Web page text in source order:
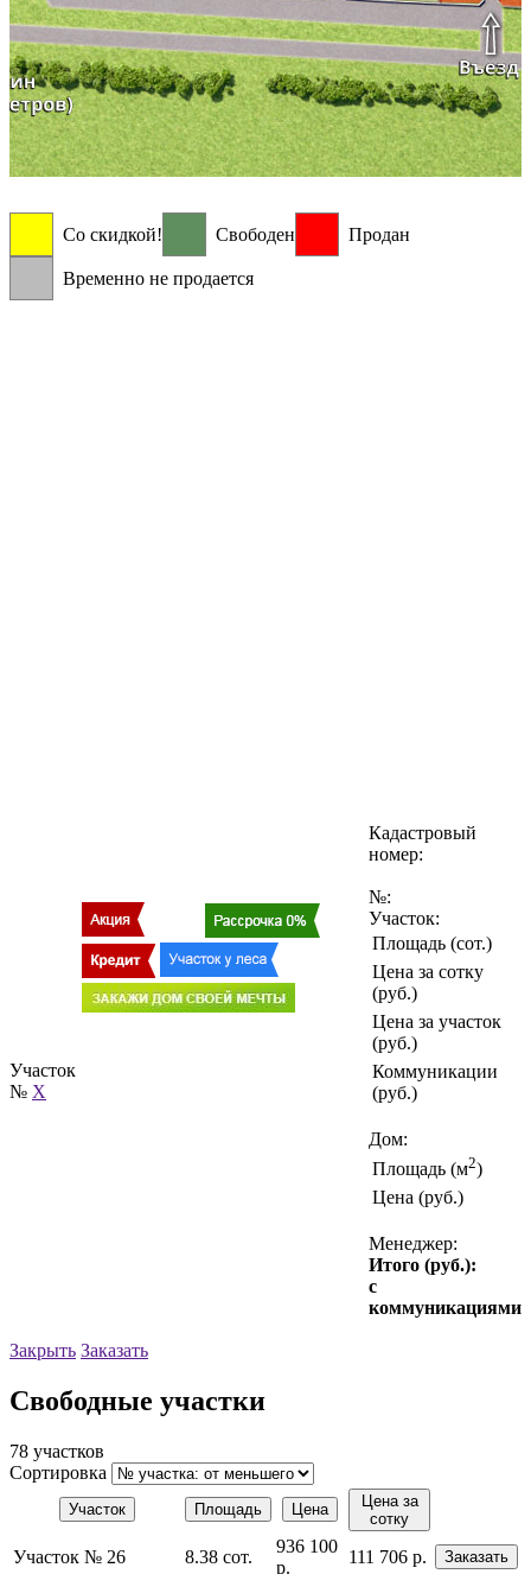
Со скидкой! Свободен Продан
Временно не продается
Участок
№ X
Кадастровый
номер:
№:
Участок:
Площадь (сот.)
Цена за сотку
(руб.)
Цена за участок
(руб.)
Коммуникации
(руб.)
Дом:
Площадь (м2)
Цена (руб.)
Менеджер:
Итого (руб.):
с
коммуникациями
Закрыть Заказать
Свободные участки
78 участков
Сортировка
Участок Площадь Цена
Цена за
сотку
Участок № 26 8.38 сот.
936 100
р.
111 706 р. Заказать